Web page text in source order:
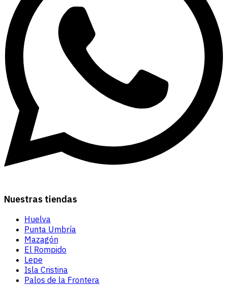
Nuestras tiendas
Huelva
Punta Umbría
Mazagón
El Rompido
Lepe
Isla Cristina
Palos de la Frontera